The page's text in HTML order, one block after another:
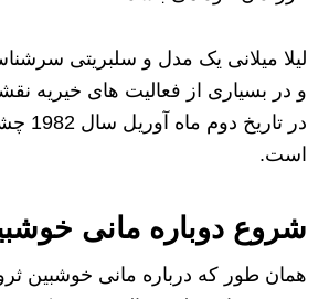
لیلا میلانی یک مدل و سلبریتی
و در بسیاری از فعالیت های خیریه
در
است.
شروع دوباره مانی
همان طور که درباره مانی خوشبین